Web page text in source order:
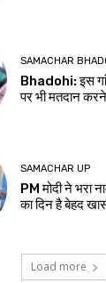
SAMACHAR
Bhadohi: इस
पर भी मतदान
SAMACHAR UP
PM मोदी ने भरा
का दिन है बेहद
Load more